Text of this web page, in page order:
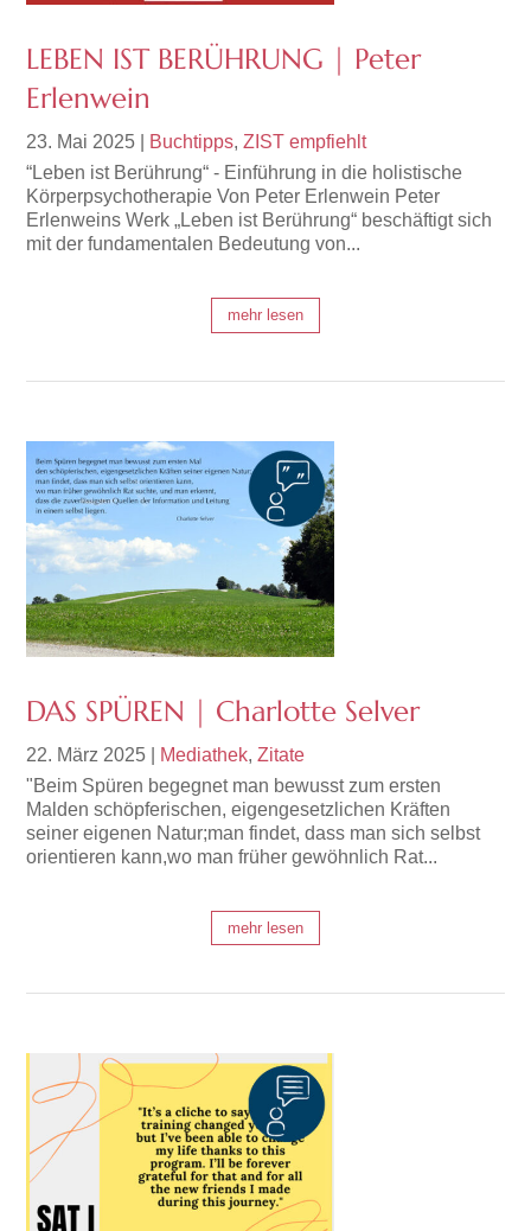
LEBEN IST BERÜHRUNG | Peter
Erlenwein
23. Mai 2025 Buchtipps,ZIST empfiehlt
“Leben ist Berührung“ - Einführung in die holistische
Körperpsychotherapie Von Peter Erlenwein Peter
Erlenweins Werk „Leben ist Berührung“ beschäftigt sich
mit der fundamentalen Bedeutung von...
mehr lesen
DAS SPÜREN | Charlotte Selver
22. März 2025 Mediathek,Zitate
"Beim Spüren begegnet man bewusst zum ersten
Malden schöpferischen, eigengesetzlichen Kräften
seiner eigenen Natur;man findet, dass man sich selbst
orientieren kann,wo man früher gewöhnlich Rat...
mehr lesen